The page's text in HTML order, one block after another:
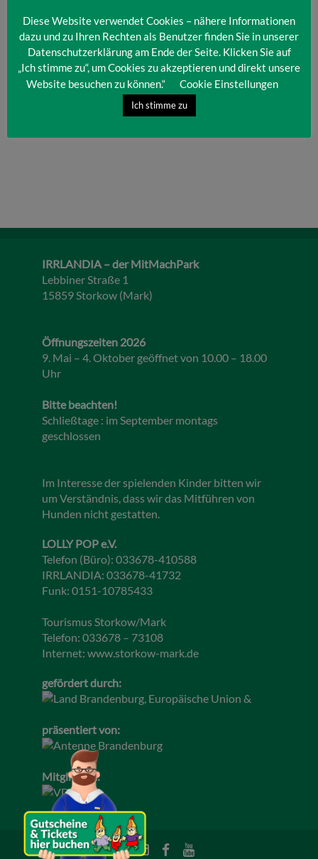
IRRLANDIA – der MitMachPark
Lebbiner Straße 1
15859 Storkow (Mark)
Öffnungszeiten 2026
9. Mai – 4. Oktober geöffnet von 10.00 – 18.00
Uhr
Bitte beachten!
Schließtage : im September montags
geschlossen
Im Interesse der spielenden Kinder bitten wir
um Verständnis, dass wir das Mitführen von
Hunden nicht gestatten.
LOLLY POP e.V.
Telefon (Büro): 033678-410588
IRRLANDIA: 033678-41732
Funk: 0151-10785433
Tourismus Storkow/Mark
Telefon: 033678 – 73108
Internet: www.storkow-mark.de
gefördert durch:
präsentiert von:
Mitglied im:
Diese Website verwendet Cookies – nähere Informationen
dazu und zu Ihren Rechten als Benutzer finden Sie in unserer
Datenschutzerklärung am Ende der Seite. Klicken Sie auf
„Ich stimme zu“, um Cookies zu akzeptieren und direkt unsere
Website besuchen zu können.“
Cookie Einstellungen
Ich stimme zu